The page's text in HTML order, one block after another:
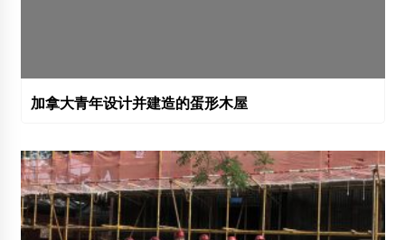
加拿大青年设计并建造的蛋形木屋